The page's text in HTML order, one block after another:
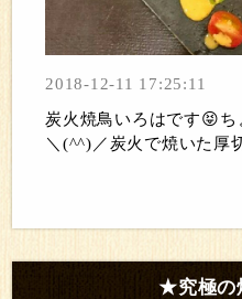
2018-12-11 17:25:11
炭火焼鳥いろはです😝
＼(^^)／炭火で焼いた厚
★究極の